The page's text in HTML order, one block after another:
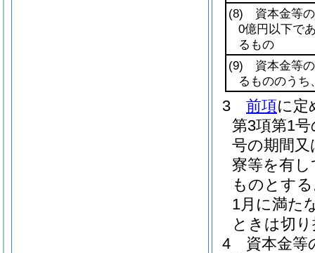
(8) 資本金等の
0億円以下で
るもの
(9) 資本金等の
るもののうち
3 前項に定
第3項第1
号の期間
寮等を有
ものとす
1月に満た
ときは切
4
資本金等